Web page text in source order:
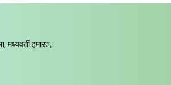
इमारत,